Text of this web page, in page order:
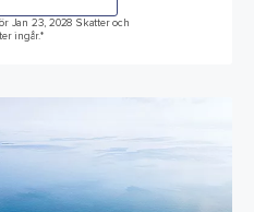
Jan 23, 2028 Skatter och
ingår.*